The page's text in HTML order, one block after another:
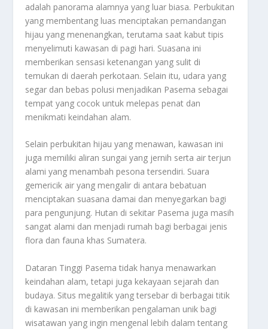
adalah panorama alamnya yang luar biasa. Perbukitan
yang membentang luas menciptakan pemandangan
hijau yang menenangkan, terutama saat kabut tipis
menyelimuti kawasan di pagi hari. Suasana ini
memberikan sensasi ketenangan yang sulit di
temukan di daerah perkotaan. Selain itu, udara yang
segar dan bebas polusi menjadikan Pasema sebagai
tempat yang cocok untuk melepas penat dan
menikmati keindahan alam.
Selain perbukitan hijau yang menawan, kawasan ini
juga memiliki aliran sungai yang jernih serta air terjun
alami yang menambah pesona tersendiri. Suara
gemericik air yang mengalir di antara bebatuan
menciptakan suasana damai dan menyegarkan bagi
para pengunjung. Hutan di sekitar Pasema juga masih
sangat alami dan menjadi rumah bagi berbagai jenis
flora dan fauna khas Sumatera.
Dataran Tinggi Pasema tidak hanya menawarkan
keindahan alam, tetapi juga kekayaan sejarah dan
budaya. Situs megalitik yang tersebar di berbagai titik
di kawasan ini memberikan pengalaman unik bagi
wisatawan yang ingin mengenal lebih dalam tentang